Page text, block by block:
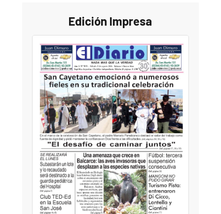
Edición Impresa